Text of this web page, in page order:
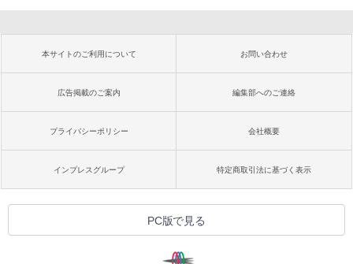
本サイトのご利用について お問い合わせ
広告掲載のご案内 編集部へのご連絡
プライバシーポリシー 会社概要
インプレスグループ 特定商取引法に基づく表示
PC版で見る